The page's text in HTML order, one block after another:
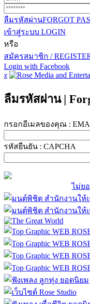
ลืมรหัสผ่านFORGOT
เข้าสู่ระบบ LOGIN
หรือ
สมัครสมาชิก /
Login with Facebook
x
ลืมรหัสผ่าน |
กรอกอีเมลของคุณ :
รหัสยืนยัน : CAPCHA
ไม่ย